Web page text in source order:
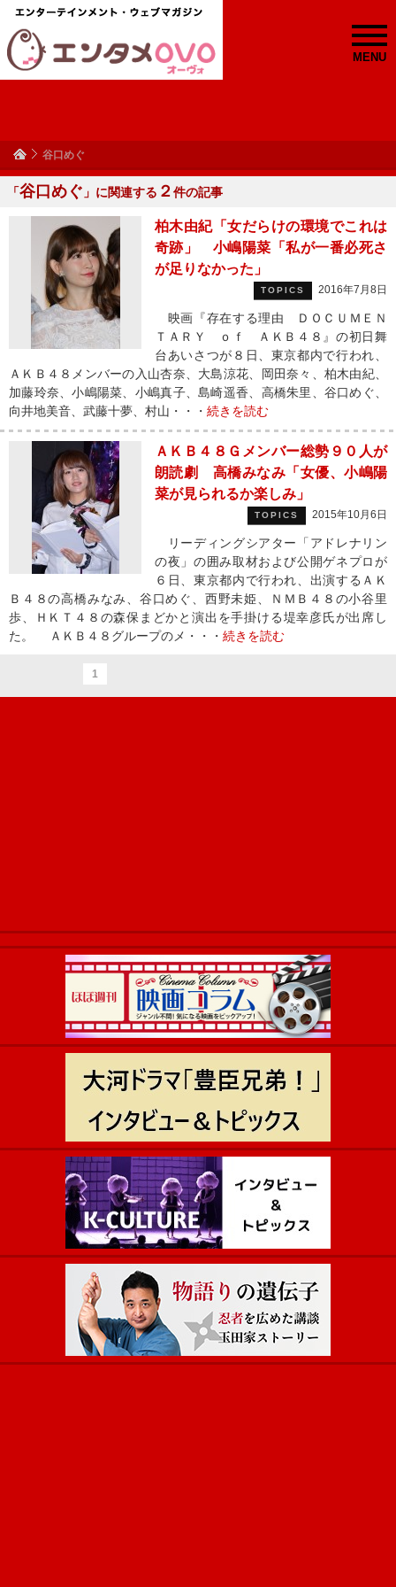
MENU
谷口めぐ
「谷口めぐ 」に関連する ２件の記事
柏木由紀「女だらけの環境でこれは
奇跡」 小嶋陽菜「私が一番必死さ
が足りなかった」
TOPICS 2016年7月8日
映画『存在する理由 ＤＯＣＵＭＥＮ
ＴＡＲＹ ｏｆ ＡＫＢ４８』の初日舞
台あいさつが８日、東京都内で行われ、
ＡＫＢ４８メンバーの入山杏奈、大島涼花、岡田奈々、柏木由紀、
加藤玲奈、小嶋陽菜、小嶋真子、島崎遥香、高橋朱里、谷口めぐ、
向井地美音、武藤十夢、村山・・・ 続きを読む
ＡＫＢ４８Ｇメンバー総勢９０人が
朗読劇 高橋みなみ「女優、小嶋陽
菜が見られるか楽しみ」
TOPICS 2015年10月6日
リーディングシアター「アドレナリン
の夜」の囲み取材および公開ゲネプロが
６日、東京都内で行われ、出演するＡＫ
Ｂ４８の高橋みなみ、谷口めぐ、西野未姫、ＮＭＢ４８の小谷里
歩、ＨＫＴ４８の森保まどかと演出を手掛ける堤幸彦氏が出席し
た。 ＡＫＢ４８グループのメ・・・ 続きを読む
1